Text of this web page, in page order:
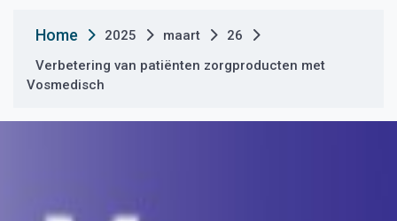
Home 2025 maart
26
Verbetering van patiënten zorgproducten met
Vosmedisch